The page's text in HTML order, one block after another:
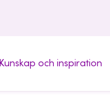
Kunskap och inspiration